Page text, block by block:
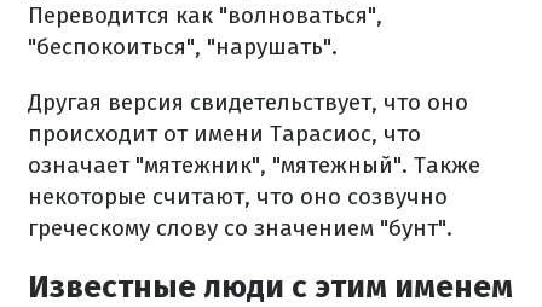
Переводится как "волноваться",
"беспокоиться", "нарушать".
Другая версия свидетельствует, что оно
происходит от имени Тарасиос, что
означает "мятежник", "мятежный". Также
некоторые считают, что оно созвучно
греческому слову со значением "бунт".
Известные люди с этим именем